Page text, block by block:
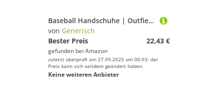
Baseball Handschuhe | Outfield Softball Fanghandschuhe | Leder Außenfeld Softball Handschuhe Für Jugendliche Erwachsene Ballsporthandschuhe
von Generisch
Bester Preis
22,43 €
gefunden bei Amazon
zuletzt überprüft am 27.09.2025 um 00:03; der
Preis kann sich seitdem geändert haben.
Keine weiteren Anbieter